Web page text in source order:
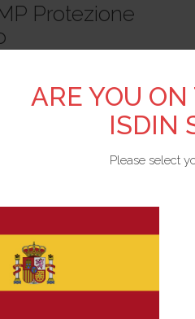
Protezione
per un miglior
sono le chiavi contro la
gel detergente ed una
quotidiano.
alleviare il prurito ed
batterico.
ARE YOU
ISDIN
Please select